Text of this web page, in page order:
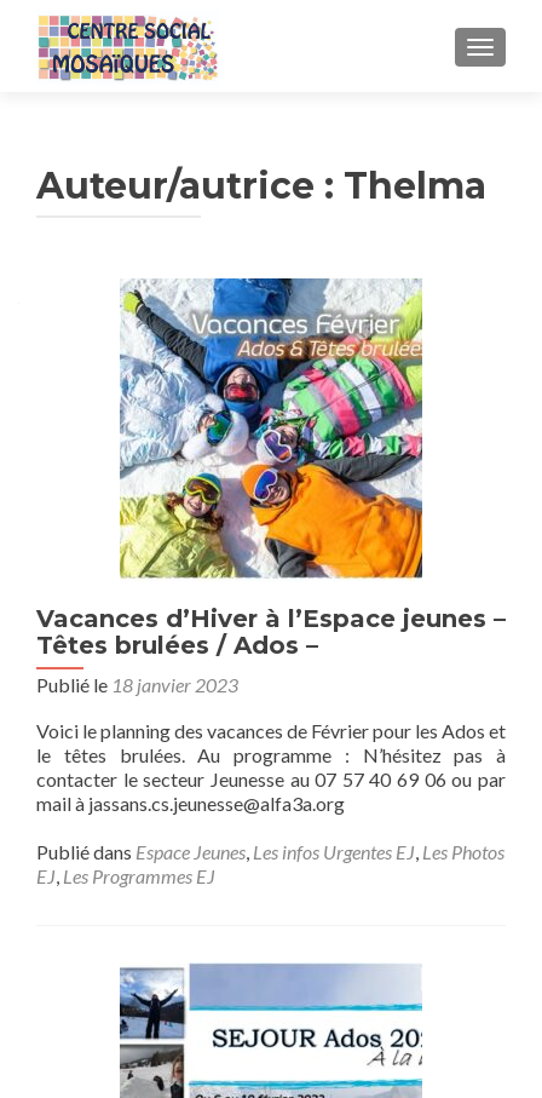
Auteur/autrice : Thelma
Vacances d’Hiver à l’Espace jeunes –
Têtes brulées / Ados –
Publié le 18 janvier 2023
Voici le planning des vacances de Février pour les Ados et
le têtes brulées. Au programme : N’hésitez pas à
contacter le secteur Jeunesse au 07 57 40 69 06 ou par
mail à jassans.cs.jeunesse@alfa3a.org
Publié dans Espace Jeunes, Les infos Urgentes EJ, Les Photos
EJ, Les Programmes EJ
Navigation
articles